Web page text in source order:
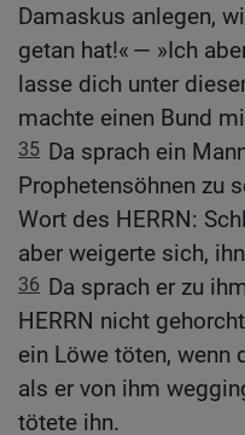
Damaskus anlegen,
getan hat!« — »Ich
lasse dich unter
machte einen Bund
35 Da sprach ein
Prophetensöhnen zu
Wort des HERRN:
aber weigerte sich,
36 Da sprach er zu
HERRN nicht
ein Löwe töten, wenn
als er von ihm
tötete ihn.